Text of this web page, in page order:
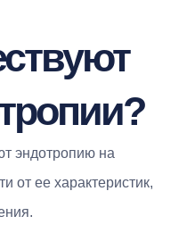
эндотропию на
от ее характеристик,